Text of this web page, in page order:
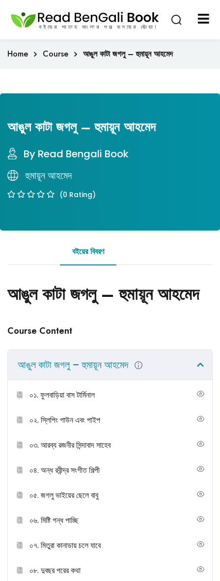
Home Course আঙুল কাটা জগলু – হুমায়ূন আহমেদ
আঙুল কাটা জগলু – হুমায়ূন আহমেদ
By Read Bengali Book
হুমায়ূন আহমেদ
(0 Rating)
বইয়ের বিবরণ
আঙুল কাটা জগলু – হুমায়ূন আহমেদ
Course Content
আঙুল কাটা জগলু – হুমায়ূন আহমেদ
০১. ফুলবাড়িয়া বাস টার্মিনাল
০২. স্লিপিং গাউন এবং পাইপ
০৩. আরব্য রজনীর সিন্দাবাদ সাহেব
০৪. অন্ধ রবীন্দ্র সংগীত শিল্পী
০৫. জগলু ভাইয়ের ছেলে বাবু
০৬. মিষ্টি গন্ধ পাচ্ছি
০৭. মিতুরা কানাডায় চলে যাবে
০৮. দুবছর পরের কথা
Sign in Sign up
Sign in
Remember me